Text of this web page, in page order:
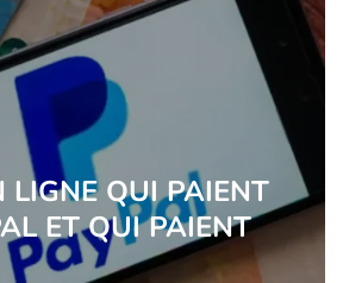
LIGNE QUI PAIENT
ET QUI PAIENT